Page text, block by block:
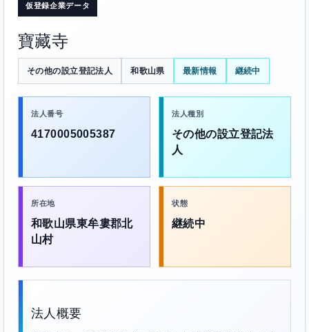
仮登録企業データ
寶藏寺
その他の設立登記法人 和歌山県 最新情報 継続中
法人番号
4170005005387
法人種別
その他の設立登記法
人
所在地
和歌山県東牟婁郡北
山村
状態
継続中
法人概要